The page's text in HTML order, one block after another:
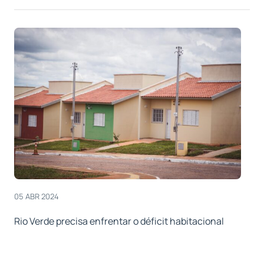
05 ABR 2024
Rio Verde precisa enfrentar o déficit habitacional